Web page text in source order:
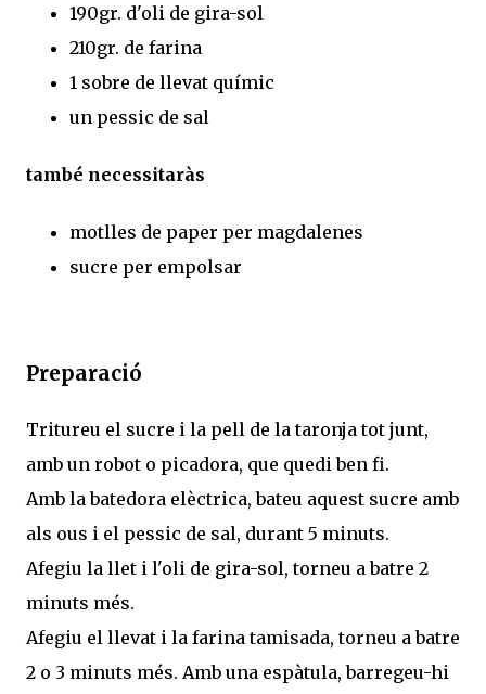
190gr. d'oli de gira-sol
210gr. de farina
1 sobre de llevat químic
un pessic de sal
també necessitaràs
motlles de paper per magdalenes
sucre per empolsar
Preparació
Tritureu el sucre i la pell de la taronja tot junt,
amb un robot o picadora, que quedi ben fi.
Amb la batedora elèctrica, bateu aquest sucre amb
als ous i el pessic de sal, durant 5 minuts.
Afegiu la llet i l'oli de gira-sol, torneu a batre 2
minuts més.
Afegiu el llevat i la farina tamisada, torneu a batre
2 o 3 minuts més. Amb una espàtula, barregeu-hi